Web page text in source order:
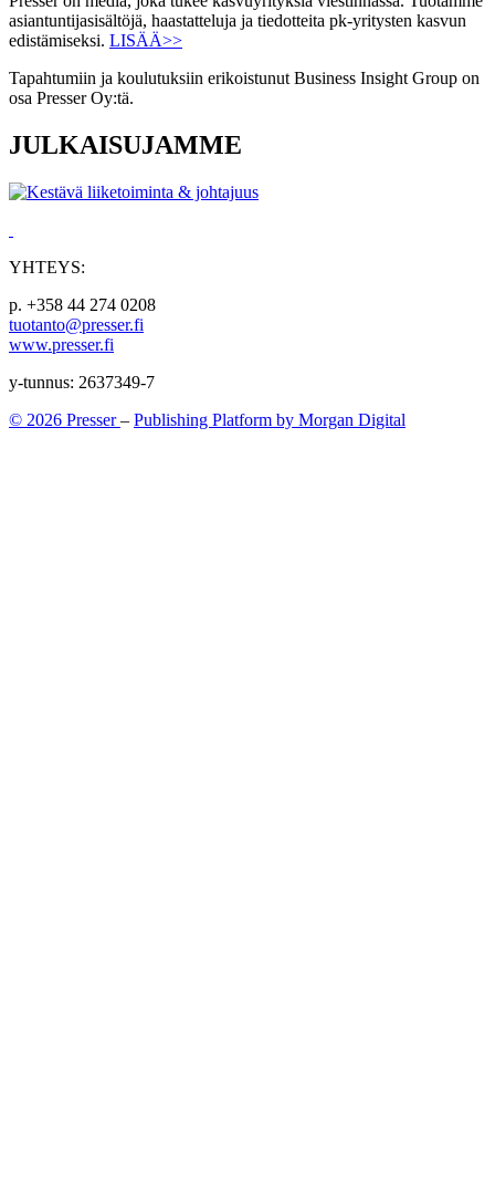
asiantuntijasisältöjä, haastatteluja ja tiedotteita pk-yritysten kasvun
edistämiseksi. LISÄÄ>>
Tapahtumiin ja koulutuksiin erikoistunut Business Insight Group on
osa Presser Oy:tä.
JULKAISUJAMME
YHTEYS:
p. +358 44 274 0208
tuotanto@presser.fi
www.presser.fi
y-tunnus: 2637349-7
© 2026 Presser– Publishing Platform by Morgan Digital